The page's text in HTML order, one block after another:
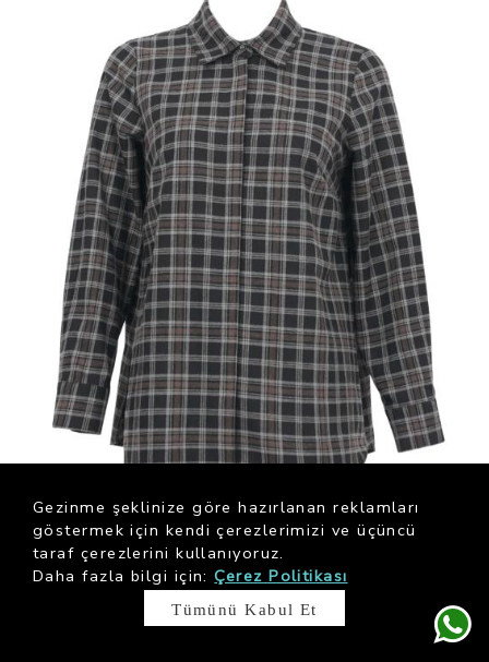
-%67
Siyah Ekose Gömlek
500.00 ₺
Gezinme şeklinize göre hazırlanan reklamları
göstermek için kendi çerezlerimizi ve üçüncü
taraf çerezlerini kullanıyoruz.
Daha fazla bilgi için: Çerez Politikası
Tümünü Kabul Et